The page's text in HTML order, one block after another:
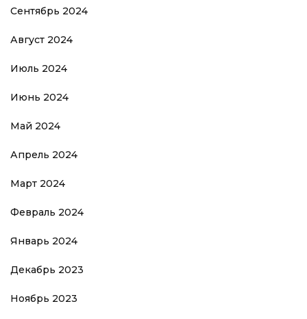
Сентябрь 2024
Август 2024
Июль 2024
Июнь 2024
Май 2024
Апрель 2024
Март 2024
Февраль 2024
Январь 2024
Декабрь 2023
Ноябрь 2023